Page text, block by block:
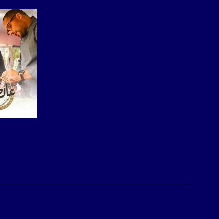
بريد الكتروني:
للتفاعل:
الموقع الالكتروني:
فيسبوك:
musawachannel
musawachannel